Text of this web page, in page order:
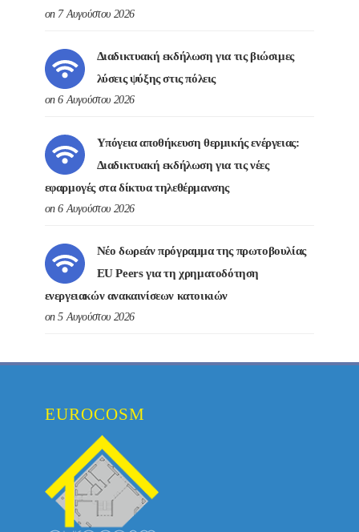
on 7 Αυγούστου 2026
Διαδικτυακή εκδήλωση για τις βιώσιμες
λύσεις ψύξης στις πόλεις
on 6 Αυγούστου 2026
Υπόγεια αποθήκευση θερμικής ενέργειας:
Διαδικτυακή εκδήλωση για τις νέες
εφαρμογές στα δίκτυα τηλεθέρμανσης
on 6 Αυγούστου 2026
Νέο δωρεάν πρόγραμμα της πρωτοβουλίας
EU Peers για τη χρηματοδότηση
ενεργειακών ανακαινίσεων κατοικιών
on 5 Αυγούστου 2026
EUROCOSM